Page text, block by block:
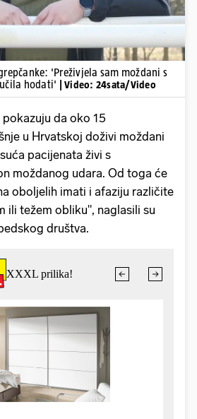
'Preživjela sam moždani s
hodati'
| Video: 24sata/Video
da oko 15
u Hrvatskoj doživi moždani
pacijenata živi s
moždanog udara. Od toga će
oboljelih imati i afaziju različite
ili težem obliku", naglasili su
društva.